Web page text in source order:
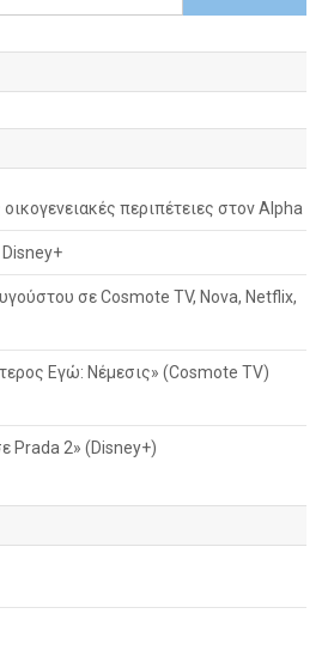
«The
Τον
for:
περιπέτειες στον Alpha
σε Cosmote TV, Nova, Netflix,
Εγώ: Νέμεσις» (Cosmote TV)
Prada 2» (Disney+)